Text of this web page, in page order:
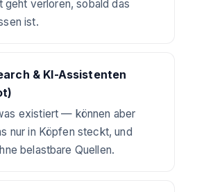
geht verloren, sobald das
ist.
& KI-Assistenten
existiert — können aber
nur in Köpfen steckt, und
belastbare Quellen.